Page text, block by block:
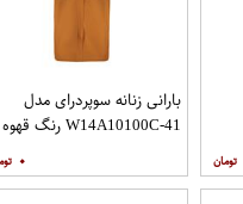
بارانی زنانه سوپردرای مدل
W14A10100C-41 رنگ قهوه ای
۰